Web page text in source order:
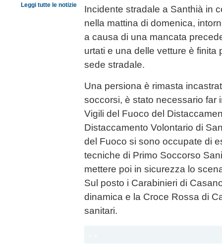
Leggi tutte le notizie
Incidente stradale a Santhià in
nella mattina di domenica,
a causa di una mancata
urtati e una delle vetture è finita
sede stradale.
Una persiona è rimasta
soccorsi, è stato necessario far
Vigili del Fuoco del
Distaccamento Volontario di
del Fuoco si sono occupate di
tecniche di Primo Soccorso
mettere poi in sicurezza lo
Sul posto i Carabinieri di
dinamica e la Croce Rossa di
sanitari.